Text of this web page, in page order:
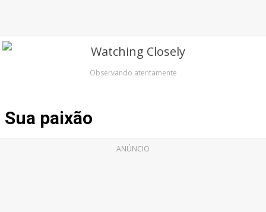
Observando atentamente
Sua paixão
ANÚNCIO